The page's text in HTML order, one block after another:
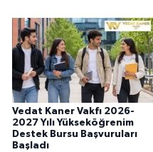
Vedat Kaner Vakfı 2026-
2027 Yılı Yükseköğrenim
Destek Bursu Başvuruları
Başladı